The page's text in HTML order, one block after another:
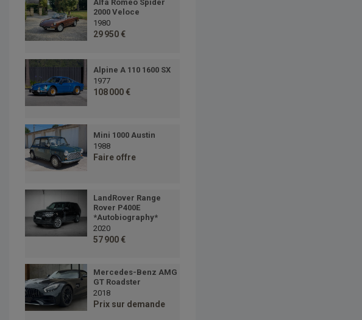
Alfa Roméo Spider
2000 Veloce
1980
29 950 €
Alpine A 110 1600 SX
1977
108 000 €
Mini 1000 Austin
1988
Faire offre
LandRover Range
Rover P400E
*Autobiography*
2020
57 900 €
Mercedes-Benz AMG
GT Roadster
2018
Prix sur demande